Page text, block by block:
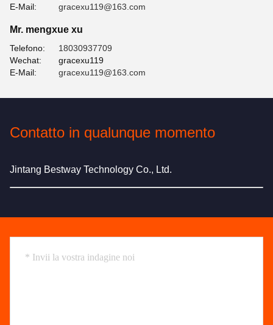
E-Mail:
gracexu119@163.com
Mr. mengxue xu
Telefono:
18030937709
Wechat:
gracexu119
E-Mail:
gracexu119@163.com
Contatto in qualunque momento
Jintang Bestway Technology Co., Ltd.